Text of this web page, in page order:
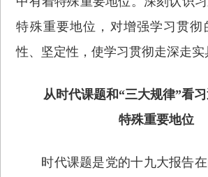
特殊重要地位，对增强学习贯彻
性、坚定性，使学习贯彻走深走实
从时代课题和“三大规律”看
特殊重要地位
时代课题是党的十九大报告